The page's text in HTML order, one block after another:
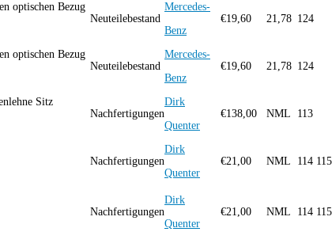
optischen Bezug
Neuteilebestand
Mercedes-
Benz
€19,60 21,78 124
optischen Bezug
Neuteilebestand
Mercedes-
Benz
€19,60 21,78 124
Sitz
Nachfertigungen
Dirk
Quenter
€138,00 NML 113
Nachfertigungen
Dirk
Quenter
€21,00 NML 114 115
Nachfertigungen
Dirk
Quenter
€21,00 NML 114 115